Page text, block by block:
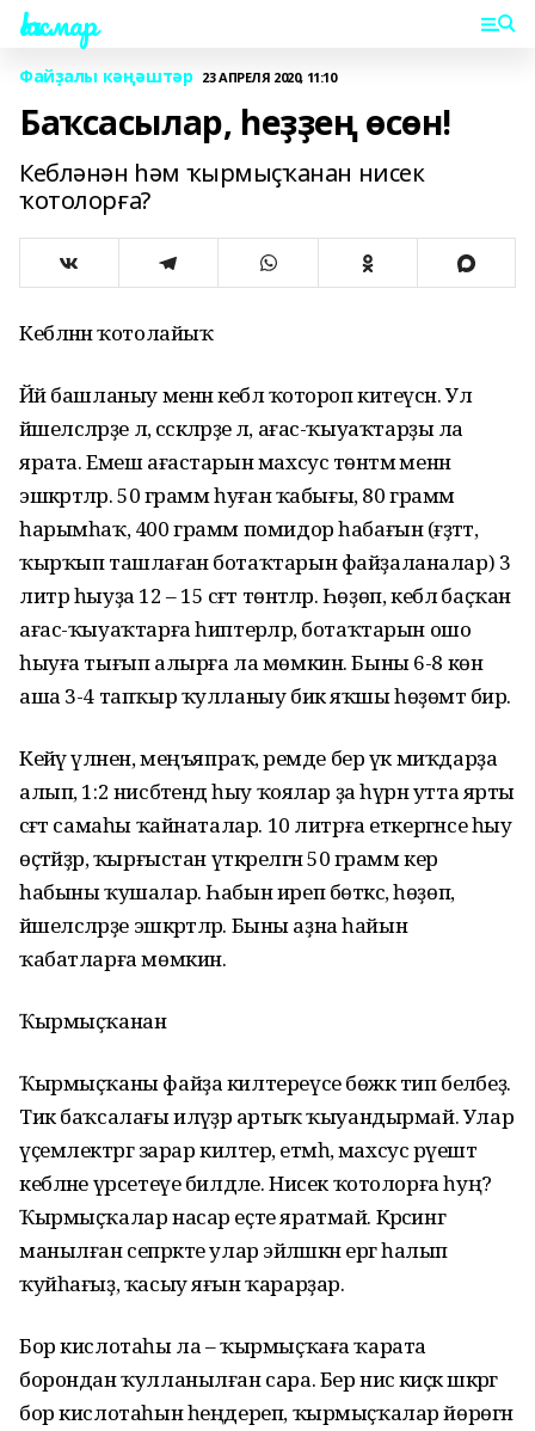
Һаҡмар
Файҙалы кәңәштәр 23 АПРЕЛЯ 2020, 11:10
Баҡсасылар, һеҙҙең өсөн!
Кебләнән һәм ҡырмыҫҡанан нисек
ҡотолорға?
Кебләнән ҡотолайыҡ
Йәй башланыу менән кеблә ҡотороп китеүсән. Ул
йәшелсәләрҙе лә, сәскәләрҙе лә, ағас-ҡыуаҡтарҙы ла
ярата. Емеш ағастарын махсус төнәтмә менән
эшкәртәләр. 50 грамм һуған ҡабығы, 80 грамм
һарымһаҡ, 400 грамм помидор һабағын (ғәҙәттә,
ҡырҡып ташлаған ботаҡтарын файҙаланалар) 3
литр һыуҙа 12 – 15 сәғәт төнәтәләр. Һөҙөп, кеблә баҫҡан
ағас-ҡыуаҡтарға һиптерәләр, ботаҡтарын ошо
һыуға тығып алырға ла мөмкин. Быны 6-8 көн
аша 3-4 тапҡыр ҡулланыу бик яҡшы һөҙөмтә бирә.
Кейәү үләнен, меңъяпраҡ, әремде бер үк миҡдарҙа
алып, 1:2 нисбәтендә һыу ҡоялар ҙа һүрән утта ярты
сәғәт самаһы ҡайнаталар. 10 литрға еткергәнсе һыу
өҫтәйҙәр, ҡырғыстан үткәрелгән 50 грамм кер
һабыны ҡушалар. Һабын иреп бөткәс, һөҙөп,
йәшелсәләрҙе эшкәртәләр. Быны аҙна һайын
ҡабатларға мөмкин.
Ҡырмыҫҡанан
Ҡырмыҫҡаны файҙа килтереүсе бөжәк тип беләбеҙ.
Тик баҡсалағы иләүҙәр артыҡ ҡыуандырмай. Улар
үҫемлектәргә зарар килтерә, етмәһә, махсус рәүештә
кебләне үрсетеүе билдәле. Нисек ҡотолорға һуң?
Ҡырмыҫҡалар насар еҫте яратмай. Кәрәсингә
манылған сепрәкте улар эйәләшкән ергә һалып
ҡуйһағыҙ, ҡасыу яғын ҡарарҙар.
Бор кислотаһы ла – ҡырмыҫҡаға ҡарата
борондан ҡулланылған сара. Бер нисә киҫәк шәкәргә
бор кислотаһын һеңдереп, ҡырмыҫҡалар йөрөгән